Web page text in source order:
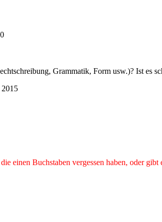
Grammatik, Form usw.)? Ist
2015
die einen Buchstaben vergessen haben, oder